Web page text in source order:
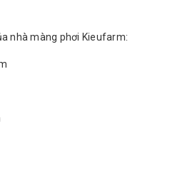
nhà màng phơi Kieufarm: